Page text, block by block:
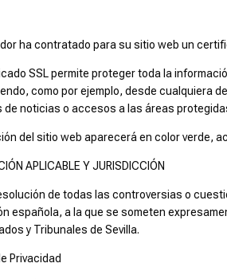
ha contratado para su sitio web un
SSL permite proteger toda la
como por ejemplo, desde cualquiera
de noticias o accesos a las áreas
del sitio web aparecerá en color verde,
APLICABLE Y JURISDICCIÓN
de todas las controversias o
española, a la que se someten
y Tribunales de Sevilla.
Privacidad